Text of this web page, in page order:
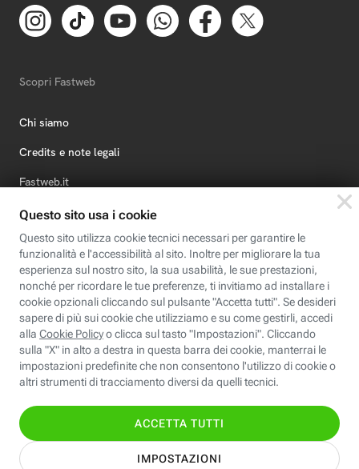
Scopri Fastweb
Chi siamo
Credits e note legali
Fastweb.it
Formazione
Fastweb Digital Academy
STEP FuturAbility District
Insieme, siamo futuro
© Fastweb SpA 2026 - P.IVA 12878470157